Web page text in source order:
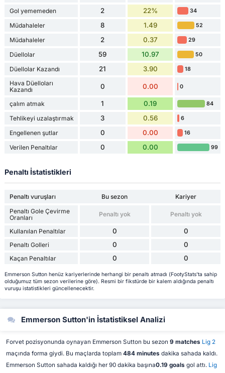
Gol yememeden 2 22% 34
Müdahaleler 8 1.49 52
Müdahaleler 2 0.37 29
Düellolar 59 10.97 50
Düellolar Kazandı 21 3.90 18
Hava Düelloları
Kazandı
0 0.00 0
çalım atmak 1 0.19 84
Tehlikeyi uzalaştırmak 3 0.56 6
Engellenen şutlar 0 0.00 16
Verilen Penaltılar 0 0.00 99
Penaltı İstatistikleri
Penaltı vuruşları Bu sezon
Kariyer
Penaltı Gole Çevirme
Oranları
Penaltı yok Penaltı yok
Kullanılan Penaltılar 0 0
Penaltı Golleri 0 0
Kaçan Penaltılar 0 0
Emmerson Sutton henüz kariyerlerinde herhangi bir penaltı atmadı (FootyStats'ta sahip
olduğumuz tüm sezon verilerine göre). Resmi bir fikstürde bir kalem aldığında penaltı
vuruşu istatistikleri güncellenecektir.
Emmerson Sutton'in İstatistiksel Analizi
Forvet pozisyonunda oynayan Emmerson Sutton bu sezon 9 matches Lig 2
maçında forma giydi. Bu maçlarda toplam 484 minutes dakika sahada kaldı.
Emmerson Sutton sahada kaldığı her 90 dakika başına0.19 goals gol attı. Lig